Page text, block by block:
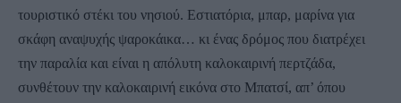
τουριστικό στέκι του νησιού. Εστιατόρια, μπαρ, μαρίνα για
σκάφη αναψυχής ψαροκάικα… κι ένας δρόμος που διατρέχει
την παραλία και είναι η απόλυτη καλοκαιρινή περτζάδα,
συνθέτουν την καλοκαιρινή εικόνα στο Μπατσί, απ’ όπου